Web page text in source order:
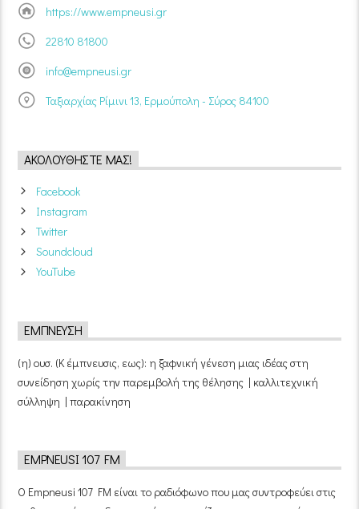
https://www.empneusi.gr
22810 81800
info@empneusi.gr
Ταξιαρχίας Ρίμινι 13, Ερμούπολη - Σύρος 84100
ΑΚΟΛΟΥΘΉΣΤΕ ΜΑΣ!
Facebook
Instagram
Twitter
Soundcloud
YouTube
ΈΜΠΝΕΥΣΗ
(η) ουσ. (Κ έμπνευσις, εως): η ξαφνική γένεση μιας ιδέας στη
συνείδηση χωρίς την παρεμβολή της θέλησης | καλλιτεχνική
σύλληψη | παρακίνηση
EMPNEUSI 107 FM
Ο Empneusi 107 FM είναι το ραδιόφωνο που μας συντροφεύει στις